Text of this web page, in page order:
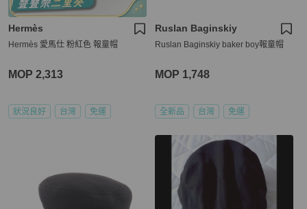
Hermès
Hermès 愛馬仕 粉紅色 報童帽
MOP 2,313
狀況良好 台灣 免運
Ruslan Baginskiy
Ruslan Baginskiy baker boy報童帽
MOP 1,748
全新品 台灣 免運